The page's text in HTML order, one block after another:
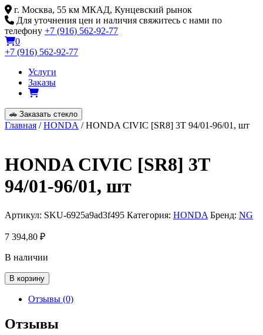
Skip
to
content
г. Москва, 55 км МКАД, Кунцевский рынок
Для уточнения цен и наличия свяжитесь с нами по
телефону +7 (916) 562-92-77
0
+7 (916) 562-92-77
Услуги
Заказы
🚗 Заказать стекло
Главная /HONDA / HONDA CIVIC [SR8] 3T 94/01-96/01, шт
HONDA CIVIC [SR8] 3T
94/01-96/01, шт
Артикул: SKU-6925a9ad3f495 Категория: HONDA Бренд: NG
7 394,80 ₽
В наличии
Количество
товара
HONDA
[SR8]
3T
В корзину
Отзывы (0)
Отзывы